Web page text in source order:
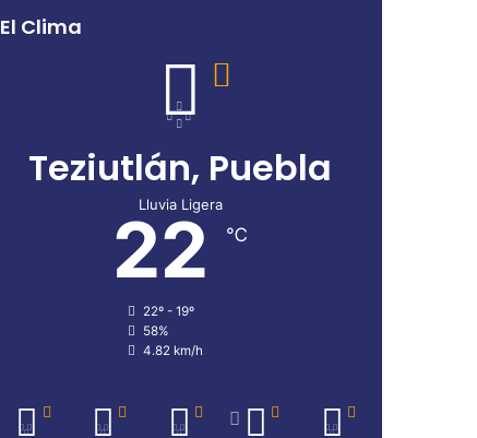
El Clima
Teziutlán, Puebla
Lluvia Ligera
22 ℃
22º - 19º
58%
4.82 km/h